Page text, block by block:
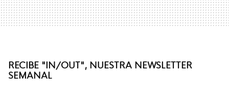
RECIBE "IN/OUT", NUESTRA NEWSLETTER
SEMANAL